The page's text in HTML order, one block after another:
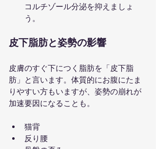
コルチゾール分泌を抑えましょ
う。
皮下脂肪と姿勢の影響
皮膚のすぐ下につく脂肪を「皮下脂
肪」と言います。体質的にお腹にたま
りやすい方もいますが、姿勢の崩れが
加速要因になることも。
猫背
反り腰